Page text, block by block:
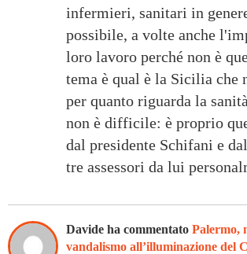
infermieri, sanitari in
possibile, a volte anche
loro lavoro perché non è
tema è qual è la Sicilia che
per quanto riguarda la
non è difficile: è proprio
dal presidente Schifani e
tre assessori da lui
Davide ha commentato Palermo,
vandalismo all’illuminazione del